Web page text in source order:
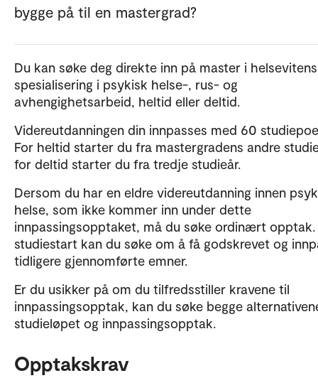
bygge på til en mastergrad?
Du kan søke deg direkte inn på master i
spesialisering i psykisk helse-, rus- og
avhengighetsarbeid, heltid eller deltid.
Videreutdanningen din innpasses med 60
For heltid starter du fra mastergradens andre
for deltid starter du fra tredje studieår.
Dersom du har en eldre videreutdanning innen
helse, som ikke kommer inn under dette
innpassingsopptaket, må du søke ordinært opptak.
studiestart kan du søke om å få godskrevet og
tidligere gjennomførte emner.
Er du usikker på om du tilfredsstiller kravene til
innpassingsopptak, kan du søke begge
studieløpet og innpassingsopptak.
Opptakskrav